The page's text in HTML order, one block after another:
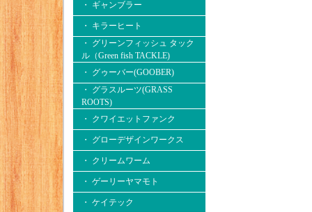
・ ギャンブラー
・ キラーヒート
・ グリーンフィッシュ タック
ル（Green fish TACKLE)
・ グゥーバー(GOOBER)
・ グラスルーツ(GRASS
ROOTS)
・ クワイエットファンク
・ グローデザインワークス
・ クリームワーム
・ ゲーリーヤマモト
・ ケイテック